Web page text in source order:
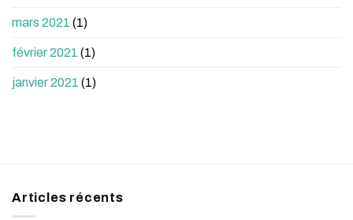
mars 2021 (1)
février 2021 (1)
janvier 2021 (1)
Articles récents